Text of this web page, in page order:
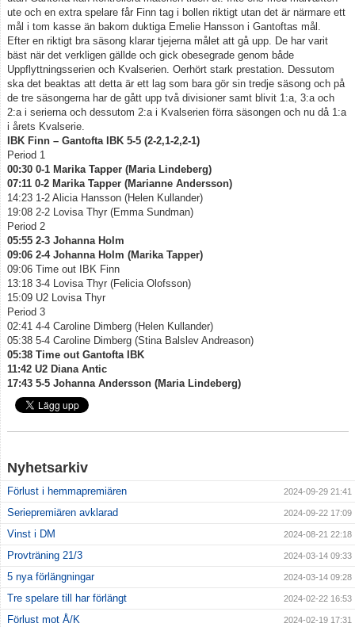
ute och en extra spelare får Finn tag i bollen riktigt utan det är närmare ett
mål i tom kasse än bakom duktiga Emelie Hansson i Gantoftas mål.
Efter en riktigt bra säsong klarar tjejerna målet att gå upp. De har varit
bäst när det verkligen gällde och gick obesegrade genom både
Uppflyttningsserien och Kvalserien. Oerhört stark prestation. Dessutom
ska det beaktas att detta är ett lag som bara gör sin tredje säsong och på
de tre säsongerna har de gått upp två divisioner samt blivit 1:a, 3:a och
2:a i serierna och dessutom 2:a i Kvalserien förra säsongen och nu då 1:a
i årets Kvalserie.
IBK Finn – Gantofta IBK 5-5 (2-2,1-2,2-1)
Period 1
00:30 0-1 Marika Tapper (Maria Lindeberg)
07:11 0-2 Marika Tapper (Marianne Andersson)
14:23 1-2 Alicia Hansson (Helen Kullander)
19:08 2-2 Lovisa Thyr (Emma Sundman)
Period 2
05:55 2-3 Johanna Holm
09:06 2-4 Johanna Holm (Marika Tapper)
09:06 Time out IBK Finn
13:18 3-4 Lovisa Thyr (Felicia Olofsson)
15:09 U2 Lovisa Thyr
Period 3
02:41 4-4 Caroline Dimberg (Helen Kullander)
05:38 5-4 Caroline Dimberg (Stina Balslev Andreason)
05:38 Time out Gantofta IBK
11:42 U2 Diana Antic
17:43 5-5 Johanna Andersson (Maria Lindeberg)
Nyhetsarkiv
Förlust i hemmapremiären 2024-09-29 21:41
Seriepremiären avklarad 2024-09-22 17:09
Vinst i DM 2024-08-21 22:18
Provträning 21/3 2024-03-14 09:33
5 nya förlängningar 2024-03-14 09:28
Tre spelare till har förlängt 2024-02-22 16:53
Förlust mot Å/K 2024-02-19 17:31